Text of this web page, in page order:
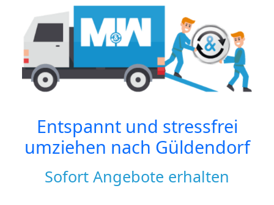
Entspannt und stressfrei
umziehen nach Güldendorf
Sofort Angebote erhalten